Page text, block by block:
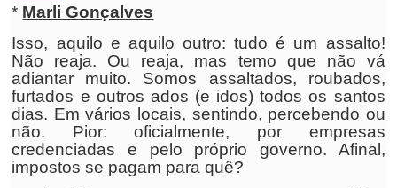
* Marli Gonçalves
Isso, aquilo e aquilo outro: tudo é um assalto!
Não reaja. Ou reaja, mas temo que não vá
adiantar muito. Somos assaltados, roubados,
furtados e outros ados (e idos) todos os santos
dias. Em vários locais, sentindo, percebendo ou
não. Pior: oficialmente, por empresas
credenciadas e pelo próprio governo. Afinal,
impostos se pagam para quê?